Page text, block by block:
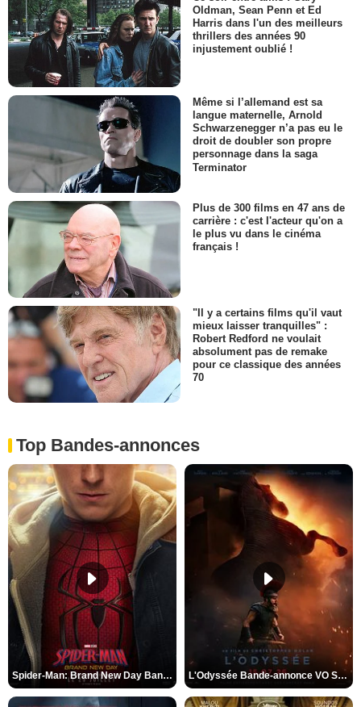
Oldman, Sean Penn et Ed
Harris dans l'un des meilleurs
thrillers des années 90
injustement oublié !
Même si l’allemand est sa
langue maternelle, Arnold
Schwarzenegger n’a pas eu le
droit de doubler son propre
personnage dans la saga
Terminator
Plus de 300 films en 47 ans de
carrière : c'est l'acteur qu'on a
le plus vu dans le cinéma
français !
"Il y a certains films qu'il vaut
mieux laisser tranquilles" :
Robert Redford ne voulait
absolument pas de remake
pour ce classique des années
70
Top Bandes-annonces
Spider-Man: Brand New Day Bande-annonce VO STFR L'Odyssée Bande-annonce VO STFR